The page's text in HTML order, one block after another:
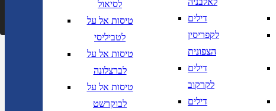
לסיאול
טיסות אל על
לטביליסי
טיסות אל על
לברצלונה
טיסות אל על
לבוקרשט
דילים
לקפריסין
הצפונית
דילים
לקרקוב
דילים